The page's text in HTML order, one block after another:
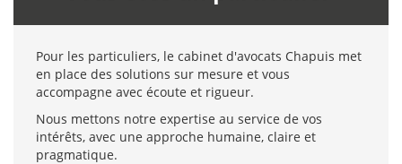
Pour les particuliers, le cabinet d'avocats Chapuis met
en place des solutions sur mesure et vous
accompagne avec écoute et rigueur.
Nous mettons notre expertise au service de vos
intérêts, avec une approche humaine, claire et
pragmatique.